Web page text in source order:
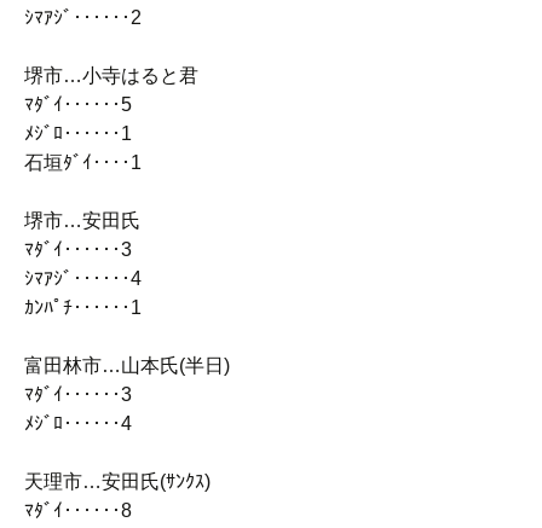
ｼﾏｱｼﾞ‥‥‥2
堺市…小寺はると君
ﾏﾀﾞｲ‥‥‥5
ﾒｼﾞﾛ‥‥‥1
石垣ﾀﾞｲ‥‥1
堺市…安田氏
ﾏﾀﾞｲ‥‥‥3
ｼﾏｱｼﾞ‥‥‥4
ｶﾝﾊﾟﾁ‥‥‥1
富田林市…山本氏(半日)
ﾏﾀﾞｲ‥‥‥3
ﾒｼﾞﾛ‥‥‥4
天理市…安田氏(ｻﾝｸｽ)
ﾏﾀﾞｲ‥‥‥8